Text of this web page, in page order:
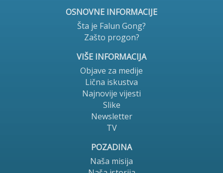
OSNOVNE INFORMACIJE
Šta je Falun Gong?
Zašto progon?
VIŠE INFORMACIJA
Objave za medije
Lična iskustva
Najnovije vijesti
Slike
Newsletter
TV
POZADINA
Naša misija